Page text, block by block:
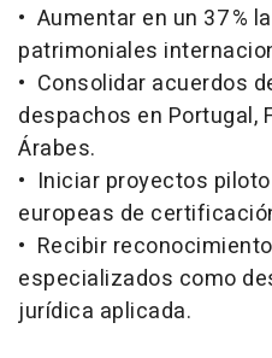
• Aumentar en un 37 %
patrimoniales
• Consolidar acuerdos
despachos en Portugal,
Árabes.
• Iniciar proyectos
europeas de
• Recibir
especializados como
jurídica aplicada.